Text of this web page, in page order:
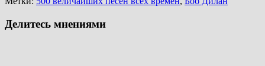
Делитесь мнениями